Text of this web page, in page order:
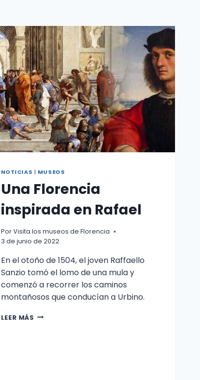
NOTICIAS | MUSEOS
Una Florencia
inspirada en Rafael
PorVisita los museos de Florencia
3 de junio de 2022
En el otoño de 1504, el joven Raffaello
Sanzio tomó el lomo de una mula y
comenzó a recorrer los caminos
montañosos que conducían a Urbino.
LEER MÁS UNA